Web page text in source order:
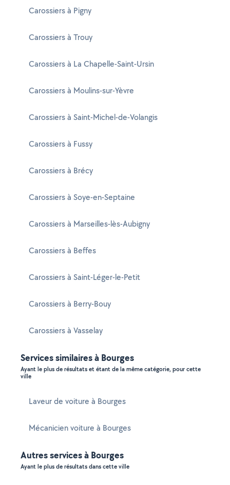
Carossiers à Pigny
Carossiers à Trouy
Carossiers à La Chapelle-Saint-Ursin
Carossiers à Moulins-sur-Yèvre
Carossiers à Saint-Michel-de-Volangis
Carossiers à Fussy
Carossiers à Brécy
Carossiers à Soye-en-Septaine
Carossiers à Marseilles-lès-Aubigny
Carossiers à Beffes
Carossiers à Saint-Léger-le-Petit
Carossiers à Berry-Bouy
Carossiers à Vasselay
Services similaires à Bourges
Ayant le plus de résultats et étant de la même catégorie, pour cette
ville
Laveur de voiture à Bourges
Mécanicien voiture à Bourges
Autres services à Bourges
Ayant le plus de résultats dans cette ville